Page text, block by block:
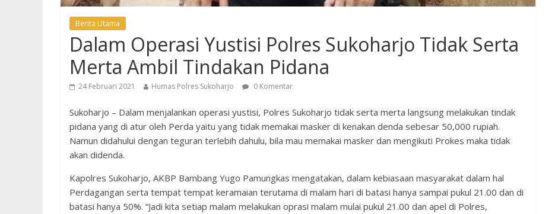
Berita Utama
Dalam Operasi Yustisi Polres Sukoharjo Tidak Serta
Merta Ambil Tindakan Pidana
24 Februari 2021 Humas Polres Sukoharjo 0 Komentar
Sukoharjo – Dalam menjalankan operasi yustisi, Polres Sukoharjo tidak serta merta langsung melakukan tindak
pidana yang di atur oleh Perda yaitu yang tidak memakai masker di kenakan denda sebesar 50,000 rupiah.
Namun didahului dengan teguran terlebih dahulu, bila mau memakai masker dan mengikuti Prokes maka tidak
akan didenda.
Kapolres Sukoharjo, AKBP Bambang Yugo Pamungkas mengatakan, dalam kebiasaan masyarakat dalam hal
Perdagangan serta tempat tempat keramaian terutama di malam hari di batasi hanya sampai pukul 21.00 dan di
batasi hanya 50%. “Jadi kita setiap malam melakukan oprasi malam mulai pukul 21.00 dan apel di Polres,